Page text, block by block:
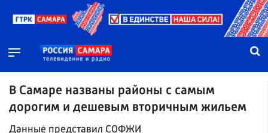
В Самаре названы районы с самым
дорогим и дешевым вторичным жильем
Данные представил СОФЖИ